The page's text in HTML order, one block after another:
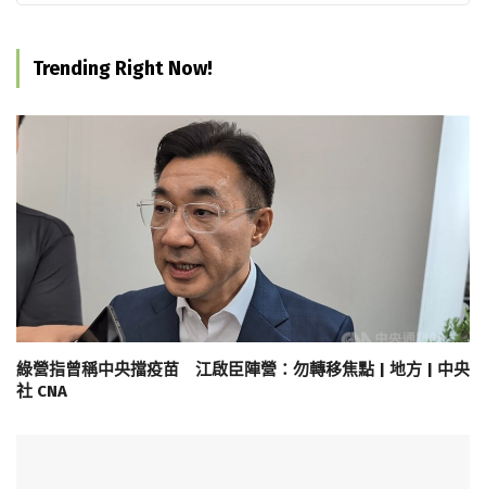
Trending Right Now!
綠營指曾稱中央擋疫苗 江啟臣陣營：勿轉移焦點 | 地方 | 中央
社 CNA